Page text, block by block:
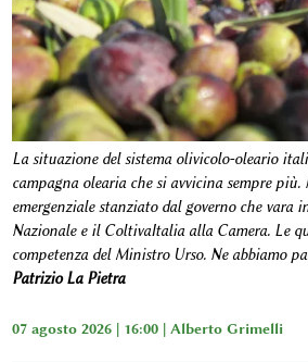
La situazione del sistema olivicolo-oleario
campagna olearia che si avvicina sempre più.
emergenziale stanziato dal governo che vara
Nazionale e il ColtivaItalia alla Camera. Le
competenza del Ministro Urso. Ne abbiamo
Patrizio La Pietra
07 agosto 2026 | 16:00 | Alberto Grimelli